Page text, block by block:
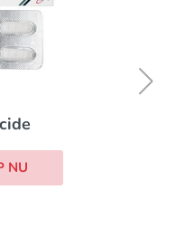
NU